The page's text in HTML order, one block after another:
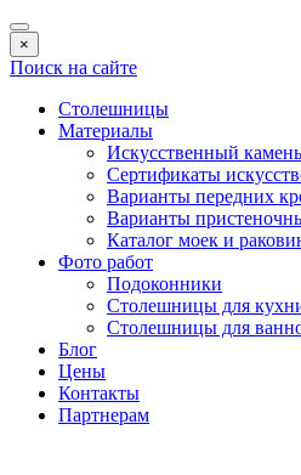
×
Поиск на сайте
Столешницы
Материалы
Искусственный камень
Сертификаты
Варианты передних
Варианты
Каталог моек и
Фото работ
Подоконники
Столешницы для
Столешницы для
Блог
Цены
Контакты
Партнерам